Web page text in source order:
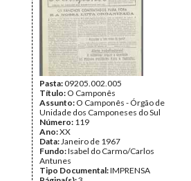
Pasta:09205.002.005
Título: O Camponês
Assunto: O Camponês - Órgão de
Unidade dos Camponeses do Sul
Número: 119
Ano:XX
Data:Janeiro de 1967
Fundo:Isabel do Carmo/Carlos
Antunes
Tipo Documental:IMPRENSA